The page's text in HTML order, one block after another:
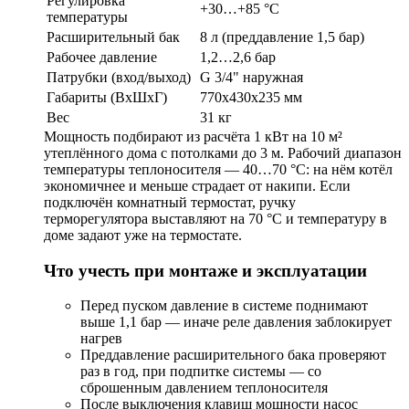
температуры
+30…+85 °С
Расширительный бак
8 л (преддавление 1,5 бар)
Рабочее давление
1,2…2,6 бар
Патрубки (вход/выход) G 3/4" наружная
Габариты (ВxШxГ)
770x430x235 мм
Вес
31 кг
Мощность подбирают из расчёта 1 кВт на 10 м²
утеплённого дома с потолками до 3 м. Рабочий диапазон
температуры теплоносителя — 40…70 °С: на нём котёл
экономичнее и меньше страдает от накипи. Если
подключён комнатный термостат, ручку
терморегулятора выставляют на 70 °С и температуру в
доме задают уже на термостате.
Что учесть при монтаже и эксплуатации
Перед пуском давление в системе поднимают
выше 1,1 бар — иначе реле давления заблокирует
нагрев
Преддавление расширительного бака проверяют
раз в год, при подпитке системы — со
сброшенным давлением теплоносителя
После выключения клавиш мощности насос